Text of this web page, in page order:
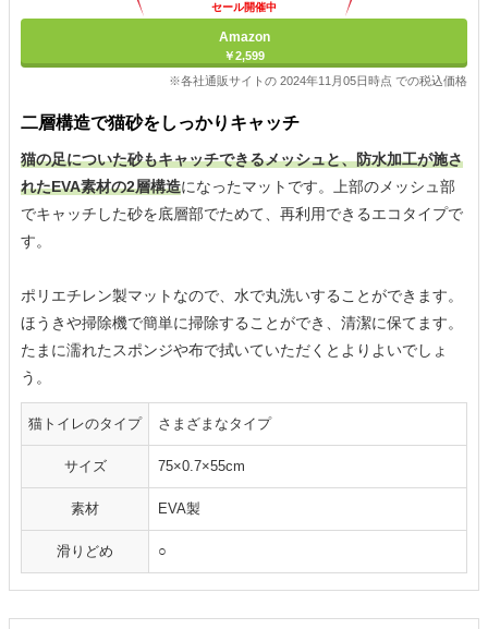
セール開催中
Amazon
￥2,599
※各社通販サイトの 2024年11月05日時点 での税込価格
二層構造で猫砂をしっかりキャッチ
猫の足についた砂もキャッチできるメッシュと、防水加工が施さ
れたEVA素材の2層構造になったマットです。上部のメッシュ部
でキャッチした砂を底層部でためて、再利用できるエコタイプで
す。
ポリエチレン製マットなので、水で丸洗いすることができます。
ほうきや掃除機で簡単に掃除することができ、清潔に保てます。
たまに濡れたスポンジや布で拭いていただくとよりよいでしょ
う。
猫トイレのタイプ さまざまなタイプ
サイズ 75×0.7×55cm
素材 EVA製
滑りどめ ○